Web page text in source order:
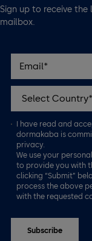
Sign up to receive
mailbox.
I have read and
dormakaba is
privacy.
We use your
to provide you with
clicking “Submit”
process the above
with the requested